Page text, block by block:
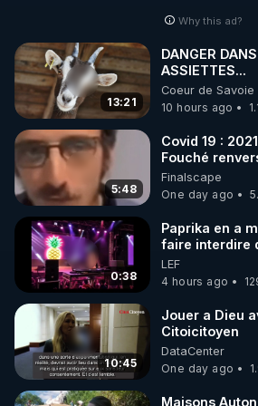
▶ 10 % de réduction sur toute la
Warmcook :
Rendez-vous sur : http://rgnr.li/
code : REGENERE10
▶ 10 % de réduction sur une
de la boutique Vidya :
Rendez-vous sur :
http://rgnr.li/
REGENERE10
▶ 10 % de réduction sur les
marque SANA :
Rendez vous sur http://rgnr.li/
code : REGENERE10
________________
▶ Facebook RGNR :
http://
▶ Instagram RGNR : http://rgnr.li/
Why this ad?
13:21
DANGER
ASSIETTES...
Coeur de
10 hours ago
5:48
Covid 19 :
Fouché
de CNews !
Finalscape
One day ago
0:38
Paprika en a
faire interdire
Elle décide
DJ !
LEF
4 hours ago
10:45
Jouer a Dieu
Citoicitoyen
DataCenter
One day ago
Maisons